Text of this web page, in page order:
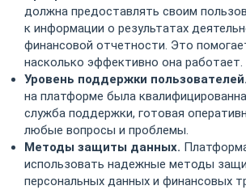
должна предоставлять своим
к информации о результатах
финансовой отчетности. Это
насколько эффективно она работает.
Уровень поддержки пользователей.
на платформе была
служба поддержки, готовая
любые вопросы и проблемы.
Методы защиты данных.
использовать надежные методы
персональных данных и финансовых